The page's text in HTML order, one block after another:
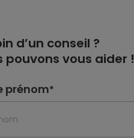
d’un conseil ?
pouvons vous aider !
prénom*